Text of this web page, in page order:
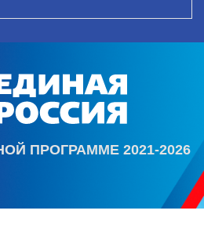
ПРОГРАММЕ 2021-2026